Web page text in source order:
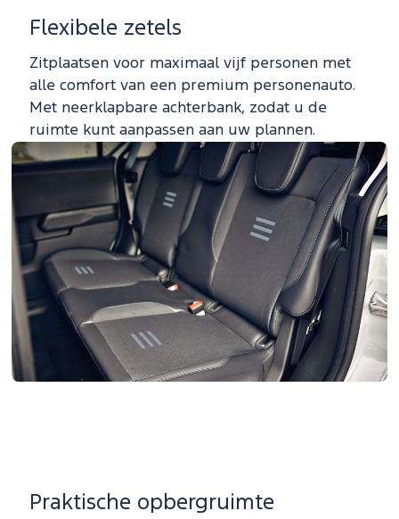
Flexibele zetels
Zitplaatsen voor maximaal vijf personen met
alle comfort van een premium personenauto.
Met neerklapbare achterbank, zodat u de
ruimte kunt aanpassen aan uw plannen.
Praktische opbergruimte